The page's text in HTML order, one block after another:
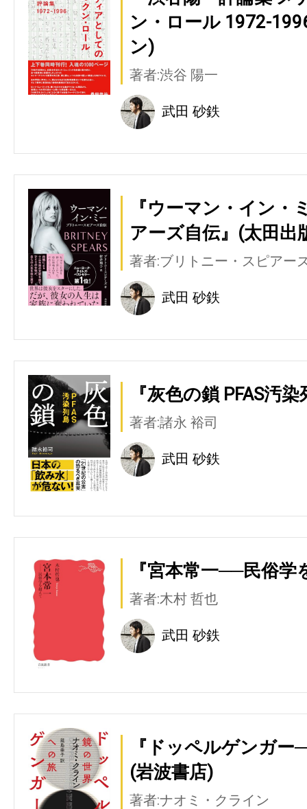
ン・ロール 1972-
ン)
著者:渋谷 陽一
武田 砂鉄
『ウーマン・イン・
アーズ自伝』(太田出
著者:ブリトニー・スピアー
武田 砂鉄
『灰色の鎖 PFAS汚
著者:諸永 裕司
武田 砂鉄
『宮本常一──民俗
著者:木村 哲也
武田 砂鉄
『ドッペルゲンガ
(岩波書店)
著者:ナオミ・クライン